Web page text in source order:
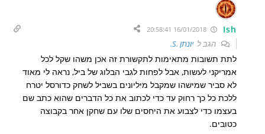
Ish
הגב ליונתן .S.
לתת תשובות מתאימות לתקשורת זה אכן משהו שקל לכל
אמריקני לעשות, אבל לפחות לגבי הבלוג של ביל, נראה לי מאוד
לא סביר שמישהו שמקבל מיליונים בשביל לשחק כדורסל יטרח
ללכת כל כך רחוק עד כדי לכתוב את כל הדברים שהוא כתב שם
בעצמו כדי לצבוע את היחסים שלו עם שחקן אחר בקבוצה
כטובים.